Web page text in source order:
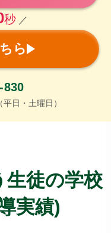
秒 ／
ら
830
日・土曜日）
生徒の学校
実績)